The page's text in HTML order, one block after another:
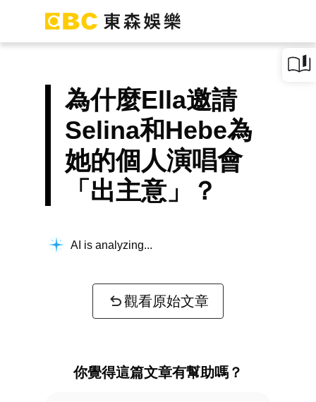
為什麼Ella邀請
Selina和Hebe為
她的個人演唱會
「出主意」？
AI is analyzing...
觀看原始文章
你覺得這篇文章有幫助嗎？